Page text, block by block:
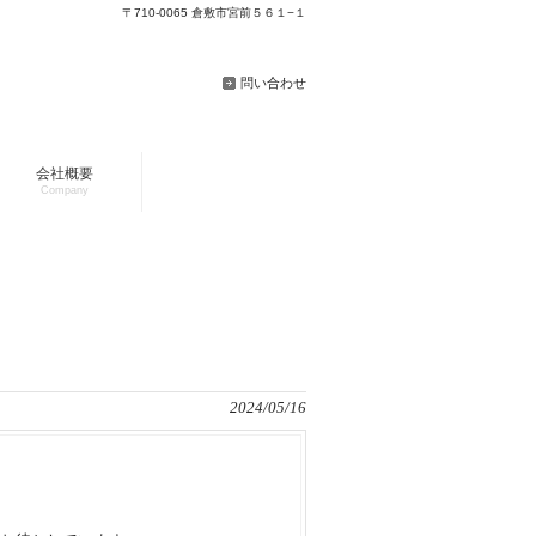
〒710-0065 倉敷市宮前５６１−１
問い合わせ
会社概要
Company
2024/05/16